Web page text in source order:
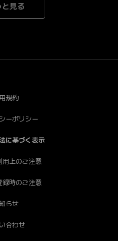
ない場合がございます。
と見る
規約
ーポリシー
に基づく表示
用上のご注意
録時のご注意
らせ
合わせ